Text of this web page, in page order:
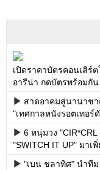
เปิดราคาบัตรคอนเสิร์
อารีน่า กดบัตรพร้อมกั
สาดอาคมสู่นานาชา
"เทศกาลหนังรอตเทอร์
6 หนุ่มวง "CIR*CRL
"SWITCH IT UP" มา
"เบน ชลาทิศ" นำทีม